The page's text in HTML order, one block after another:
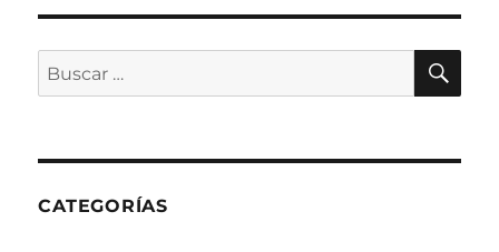
Buscar
por:
CATEGORÍAS